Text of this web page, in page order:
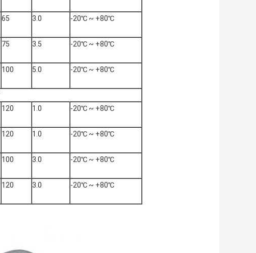
65 3.0 -20℃ ~ +80℃
75 3.5 -20℃ ~ +80℃
100 5.0 -20℃ ~ +80℃
120 1.0 -20℃ ~ +80℃
120 1.0 -20℃ ~ +80℃
100 3.0 -20℃ ~ +80℃
120 3.0 -20℃ ~ +80℃